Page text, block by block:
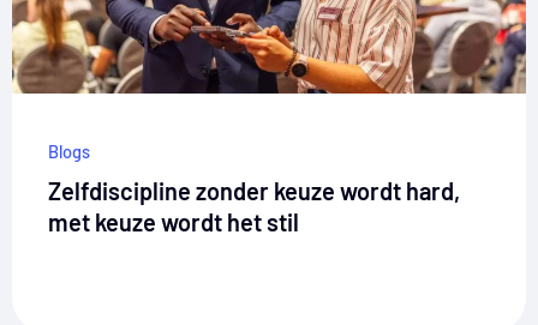
Blogs
Zelfdiscipline zonder keuze wordt hard,
met keuze wordt het stil